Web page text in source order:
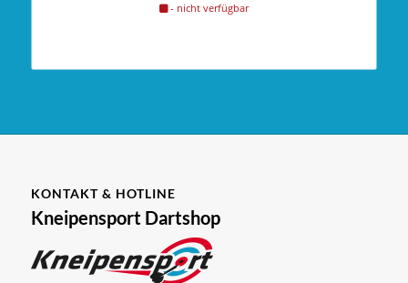
- nicht verfügbar
KONTAKT & HOTLINE
Kneipensport Dartshop